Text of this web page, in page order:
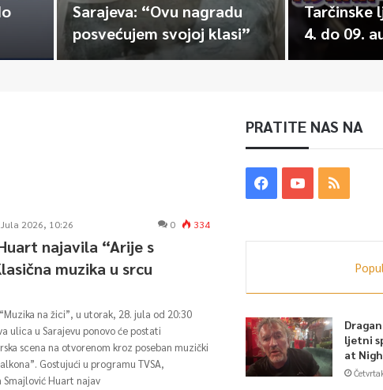
Sarajeva: “Ovu nagradu
posvećujem svojoj klasi”
Tarčinske
4. do 09.
2026, 10:26 0 334
najavila “Arije s
muzika u srcu
na žici”, u utorak, 28. jula od 20:30
ulica u Sarajevu ponovo će postati
scena na otvorenom kroz poseban muzički
Gostujući u programu TVSA,
Huart najav
PRATITE NAS NA
ljetni
at